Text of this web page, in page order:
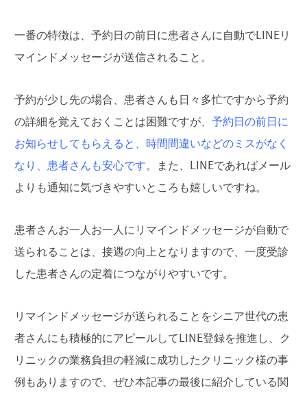
一番の特徴は、予約日の前日に患者さんに自動でLINEリ
マインドメッセージが送信されること。
予約が少し先の場合、患者さんも日々多忙ですから予約
の詳細を覚えておくことは困難ですが、 予約日の前日に
お知らせしてもらえると、時間間違いなどのミスがなく
なり、患者さんも安心です。また、LINEであればメール
よりも通知に気づきやすいところも嬉しいですね。
患者さんお一人お一人にリマインドメッセージが自動で
送られることは、接遇の向上となりますので、一度受診
した患者さんの定着につながりやすいです。
リマインドメッセージが送られることをシニア世代の患
者さんにも積極的にアピールしてLINE登録を推進し、ク
リニックの業務負担の軽減に成功したクリニック様の事
例もありますので、ぜひ本記事の最後に紹介している関